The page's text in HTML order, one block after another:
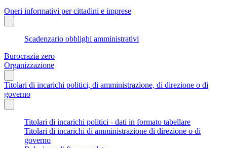
Oneri informativi per cittadini e imprese
Scadenzario obblighi amministrativi
Burocrazia zero
Organizzazione
Titolari di incarichi politici, di amministrazione, di direzione o di
governo
Titolari di incarichi politici - dati in formato tabellare
Titolari di incarichi di amministrazione di direzione o di
governo